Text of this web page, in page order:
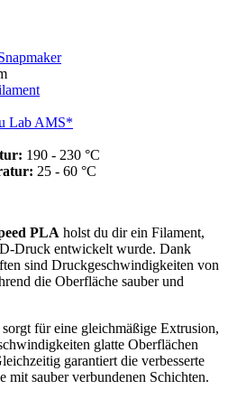
Lab AMS*
190 - 230 °C
25 - 60 °C
PLA holst du dir ein Filament,
Druck entwickelt wurde. Dank
sind Druckgeschwindigkeiten von
die Oberfläche sauber und
für eine gleichmäßige Extrusion,
glatte Oberflächen
garantiert die verbesserte
mit sauber verbundenen Schichten.